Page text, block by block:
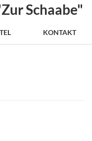
Schaabe"
KONTAKT